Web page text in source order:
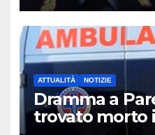
ATTUALITÀ NOTIZIE
Dramma a
trovato morto